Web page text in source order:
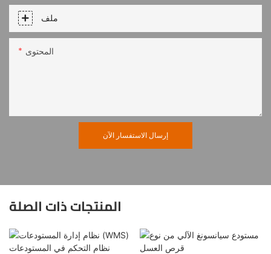
ملف
المحتوى
إرسال الاستفسار الآن
المنتجات ذات الصلة